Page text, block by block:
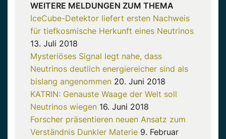
WEITERE MELDUNGEN ZUM THEMA
IceCube-Detektor liefert ersten Nachweis
für tiefkosmische Herkunft eines Neutrinos
13. Juli 2018
Mysteriöses Signal legt nahe, dass
Neutrinos deutlich energiereicher sind als
bislang angenommen 20. Juni 2018
KATRIN: Genauste Waage der Welt soll
Neutrinos wiegen 16. Juni 2018
Forscher präsentieren neuen Ansatz zum
Verständnis Dunkler Materie 9. Februar